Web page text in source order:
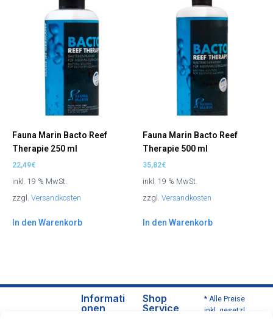
Fauna Marin Bacto Reef
Therapie 250 ml
22,49€
inkl. 19 % MwSt.
zzgl. Versandkosten
In den Warenkorb
Fauna Marin Bacto Reef
Therapie 500 ml
35,82€
inkl. 19 % MwSt.
zzgl. Versandkosten
In den Warenkorb
Informati
onen
Shop
Service
* Alle Preise
inkl. gesetzl.